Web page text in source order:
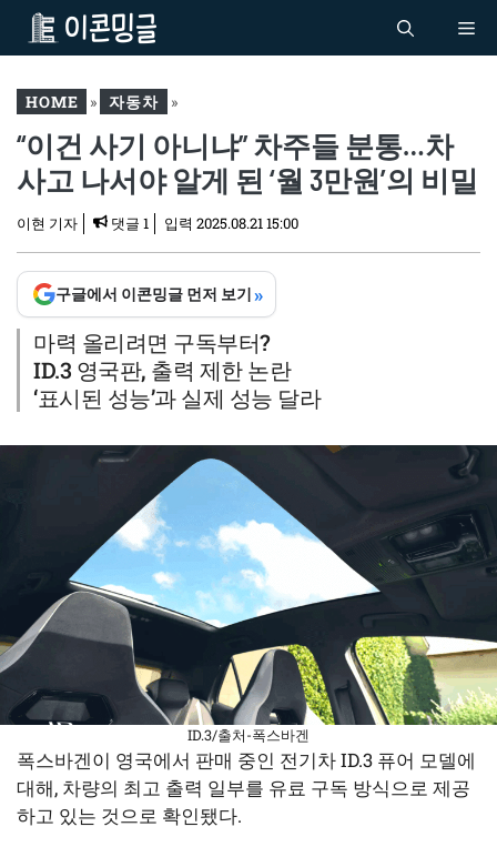
로 HOME » 자동차 »
“이건 사기 아니냐” 차주들
분통…차 사고 나서야 알게
된 ‘월 3만원’의 비밀
“이건 사기 아니냐” 차주들 분통…차
사고 나서야 알게 된 ‘월 3만원’의 비밀
이현 기자 댓글 1 입력 2025.08.21 15:00
구글에서 이콘밍글 먼저 보기»
마력 올리려면 구독부터?
ID.3 영국판, 출력 제한 논란
‘표시된 성능’과 실제 성능 달라
ID.3/출처-폭스바겐
폭스바겐이 영국에서 판매 중인 전기차 ID.3 퓨어 모델에
대해, 차량의 최고 출력 일부를 유료 구독 방식으로 제공
하고 있는 것으로 확인됐다.